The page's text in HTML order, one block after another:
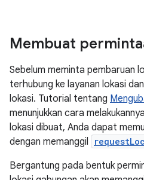
Membuat
Sebelum meminta pembaruan
terhubung ke layanan lokasi
lokasi. Tutorial tentang
menunjukkan cara
lokasi dibuat, Anda dapat
dengan memanggil
Bergantung pada bentuk